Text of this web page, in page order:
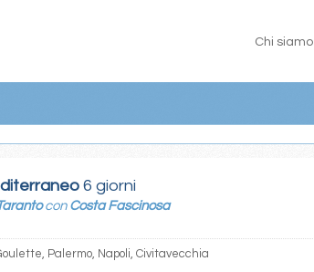
Chi siamo
6 giorni
con Costa Fascinosa
Palermo, Napoli, Civitavecchia